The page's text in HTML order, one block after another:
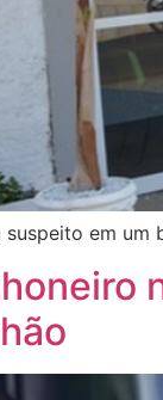
suspeito em